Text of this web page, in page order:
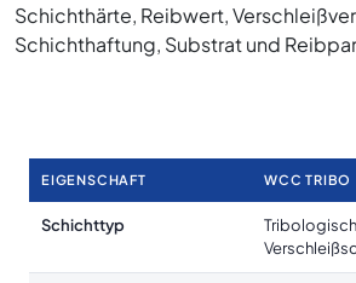
Schichthärte, Reibwert,
Schichthaftung, Substrat und
EIGENSCHAFT WCC TRIBO
Schichttyp